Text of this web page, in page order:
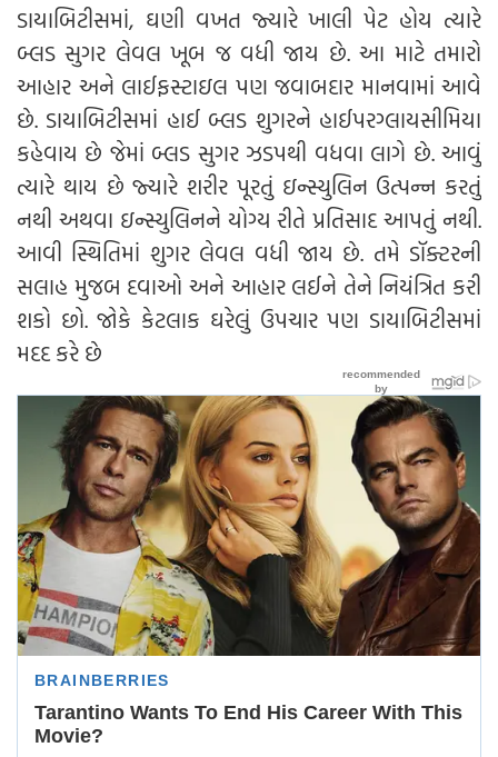
ડાયાબિટીસમાં, ઘણી વખત જ્યારે ખાલી પેટ હોય ત્યારે
બ્લડ સુગર લેવલ ખૂબ જ વધી જાય છે. આ માટે તમારો
આહાર અને લાઈફસ્ટાઇલ પણ જવાબદાર માનવામાં આવે
છે. ડાયાબિટીસમાં હાઈ બ્લડ શુગરને હાઈપરગ્લાયસીમિયા
કહેવાય છે જેમાં બ્લડ સુગર ઝડપથી વધવા લાગે છે. આવું
ત્યારે થાય છે જ્યારે શરીર પૂરતું ઇન્સ્યુલિન ઉત્પન્ન કરતું
નથી અથવા ઇન્સ્યુલિનને યોગ્ય રીતે પ્રતિસાદ આપતું નથી.
આવી સ્થિતિમાં શુગર લેવલ વધી જાય છે. તમે ડૉક્ટરની
સલાહ મુજબ દવાઓ અને આહાર લઈને તેને નિયંત્રિત કરી
શકો છો. જોકે કેટલાક ઘરેલું ઉપચાર પણ ડાયાબિટીસમાં
મદદ કરે છે